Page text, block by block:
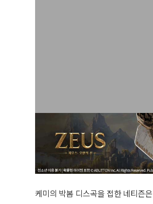
케미의 박봄 디스곡을 접한 네티즌